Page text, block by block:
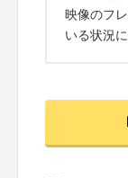
映像のフ
いる状況